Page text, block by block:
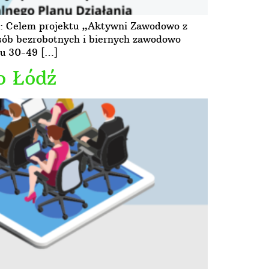
projektu „Aktywni Zawodowo z
bezrobotnych i biernych zawodowo
30-49 […]
Łódź